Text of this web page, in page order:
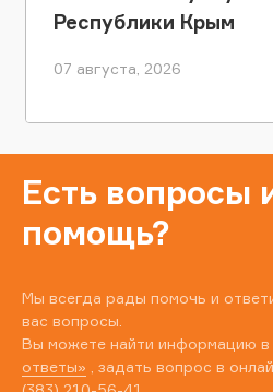
Республики Крым
07 августа, 2026
Есть вопросы
помощь?
Мы всегда рады помочь и
вас вопросы.
Вы можете найти информацию в
ответы» , задать вопрос в